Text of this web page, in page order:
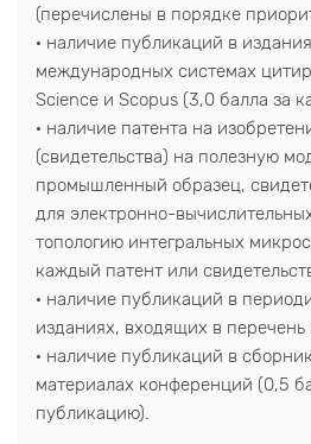
(перечислены в порядке
· наличие публикаций в
международных системах
Science и Scopus (3,0 балла за
· наличие патента на
(свидетельства) на полезную
промышленный образец,
для электронно-
топологию интегральных
каждый патент или
· наличие публикаций в
изданиях, входящих в перечень
· наличие публикаций в
материалах конференций (0,5
публикацию).